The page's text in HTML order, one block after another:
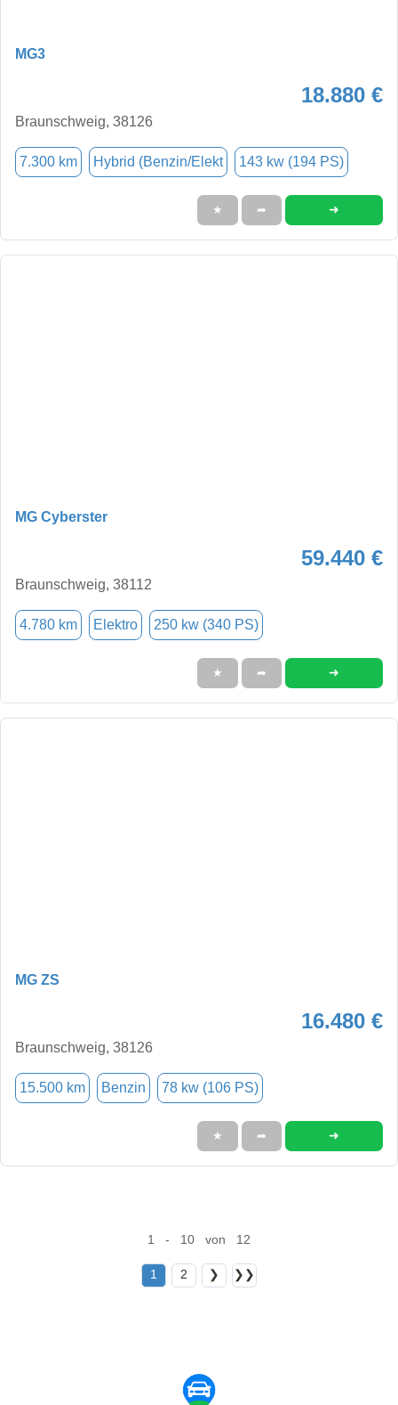
MG3
18.880 €
Braunschweig, 38126
7.300 km Hybrid (Benzin/Elekt 143 kw (194 PS)
★ ➦ ➜
MG Cyberster
59.440 €
Braunschweig, 38112
4.780 km Elektro 250 kw (340 PS)
★ ➦ ➜
MG ZS
16.480 €
Braunschweig, 38126
15.500 km Benzin 78 kw (106 PS)
★ ➦ ➜
1 - 10 von 12
1 2 ❯ ❯❯